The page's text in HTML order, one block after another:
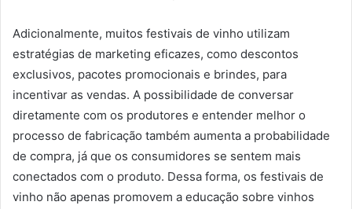
Adicionalmente, muitos festivais de vinho utilizam
estratégias de marketing eficazes, como descontos
exclusivos, pacotes promocionais e brindes, para
incentivar as vendas. A possibilidade de conversar
diretamente com os produtores e entender melhor o
processo de fabricação também aumenta a probabilidade
de compra, já que os consumidores se sentem mais
conectados com o produto. Dessa forma, os festivais de
vinho não apenas promovem a educação sobre vinhos